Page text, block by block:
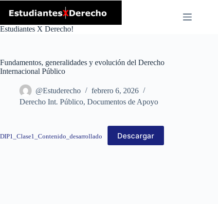
Estudiantes X Derecho!
Fundamentos, generalidades y evolución del Derecho
Internacional Público
@Estuderecho
febrero 6, 2026
Derecho Int. Público, Documentos de Apoyo
DIP1_Clase1_Contenido_desarrollado Descargar